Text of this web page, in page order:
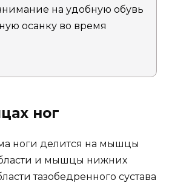
на удобную обувь
осанку во время
ног
ноги делится на мышцы
и мышцы нижних
тазобедренного сустава